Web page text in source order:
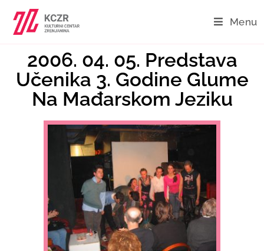
Menu
2006. 04. 05. Predstava
Učenika 3. Godine Glume
Na Mađarskom Jeziku